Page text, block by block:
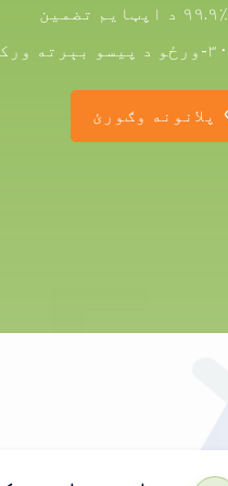
۹۹.۹٪ د اپټایم تضمین
۳۰-ورځو د پیسو بېرته ورکولو تضمین
پلانونه وګورئ